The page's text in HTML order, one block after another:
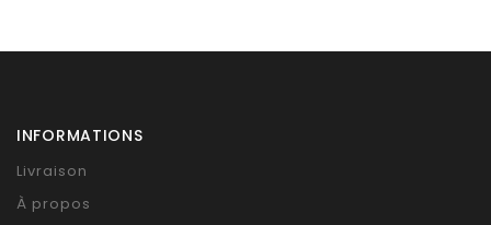
INFORMATIONS
Livraison
À propos